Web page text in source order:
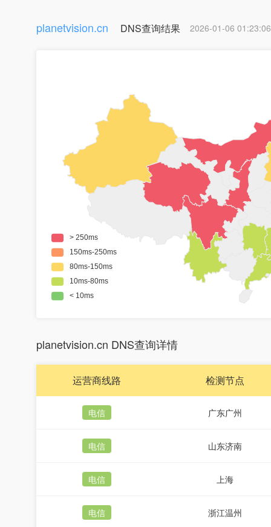
planetvision.cn DNS查询结果 2026-01-06 01:23:06
planetvision.cn DNS查询详情
运营商线路 检测节点
电信 广东广州
电信 山东济南
电信 上海
电信 浙江温州